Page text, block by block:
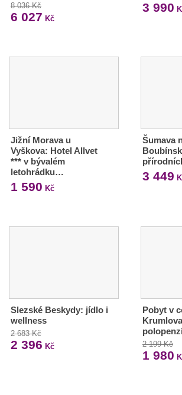
8 036 Kč
6 027 Kč
3 990
Jižní Morava u
Vyškova: Hotel Allvet
*** v bývalém
letohrádku…
1 590 Kč
Šumava
3 449
Slezské Beskydy: jídlo i
wellness
2 683 Kč
2 396 Kč
Pobyt v
2 199 Kč
1 980